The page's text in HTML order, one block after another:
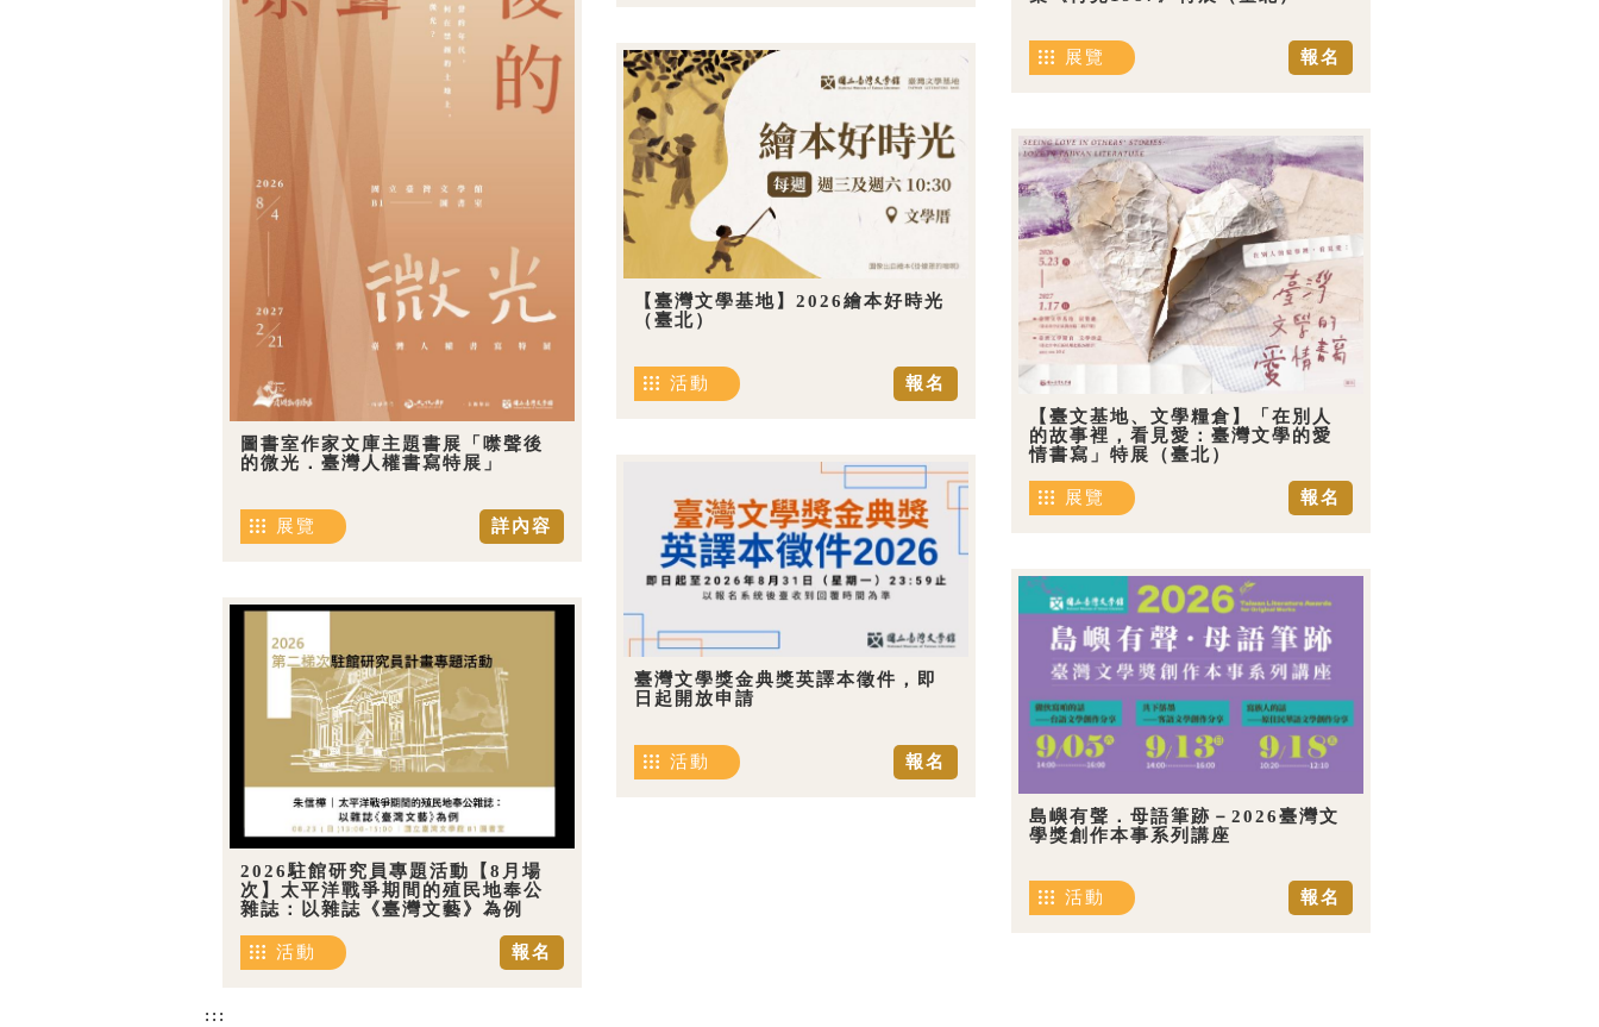
報名
展覽
圖書室作家文庫主題書展「噤聲後
的微光．臺灣人權書寫特展」
詳內容
展覽
【臺灣文學基地】2026繪本好時光
（臺北）
報名
活動
【臺文基地、文學糧倉】「在別人
的故事裡，看見愛：臺灣文學的愛
情書寫」特展（臺北）
報名
展覽
臺灣文學獎金典獎英譯本徵件，即
日起開放申請
報名
活動
島嶼有聲．母語筆跡－2026臺灣文
學獎創作本事系列講座
報名
活動
2026駐館研究員專題活動【8月場
次】太平洋戰爭期間的殖民地奉公
雜誌：以雜誌《臺灣文藝》為例
報名
活動
:::